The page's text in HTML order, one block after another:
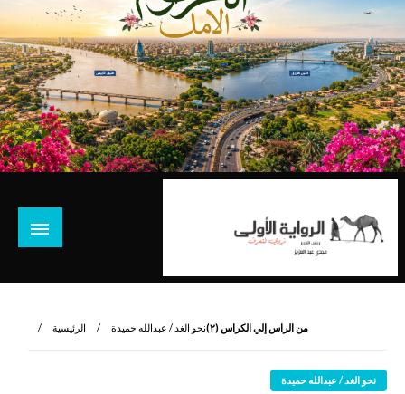
نروي لتعرف
الرئيسية نحو الغد / عبدالله حميدة من الراس إلي الكراس (٢)
نحو الغد / عبدالله حميدة